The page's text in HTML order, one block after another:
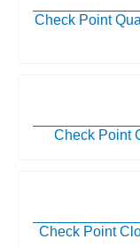
Check Point
Check Point
Check Point